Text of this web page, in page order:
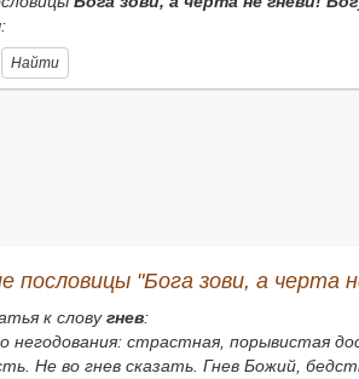
Найти
пословицы "Бога зови, а черта
к словугнев:
негодования: страстная, порывистая
Не во гнев сказать. Гнев Божий,